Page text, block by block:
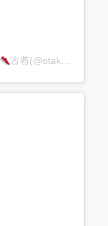
古着(@otakarashibata1113)がシェアした投稿